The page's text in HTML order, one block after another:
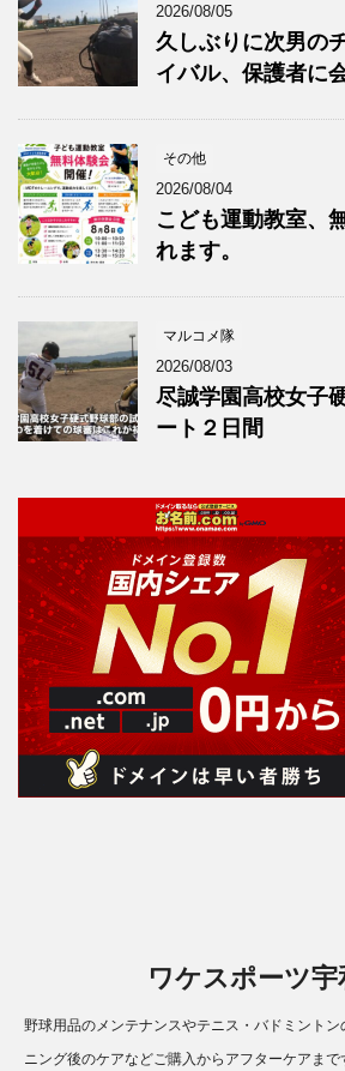
2026/08/05
久しぶりに次男の
イバル、保護者に
その他
2026/08/04
こども運動教室、
れます。
マルコメ隊
2026/08/03
尽誠学園高校女子
ート２日間
ワケスポーツ宇
野球用品のメンテナンスやテニス・バドミント
ニング後のケアなどご購入からアフターケアま